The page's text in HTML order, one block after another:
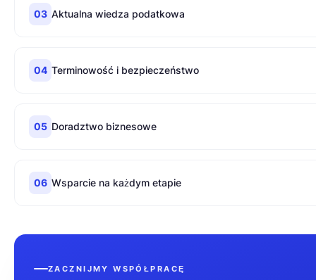
03 Aktualna wiedza podatkowa
04 Terminowość i bezpieczeństwo
05 Doradztwo biznesowe
06 Wsparcie na każdym etapie
ZACZNIJMY WSPÓŁPRACĘ